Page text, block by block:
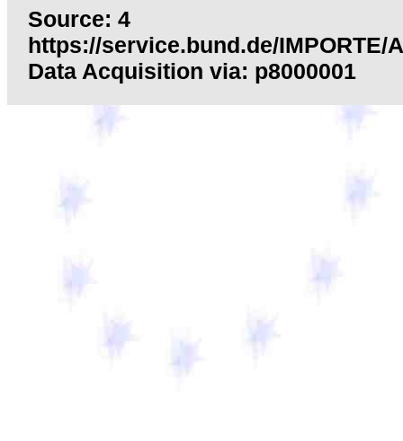
Source: 4
https://service.bund.de/IMPORTE/
Data Acquisition via: p8000001